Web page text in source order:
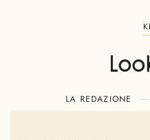
LA REDAZIONE